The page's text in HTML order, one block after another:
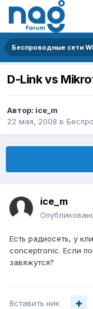
Беспроводные сети
D-Link vs
Автор: ice_m
22 мая, 2008 в
ice_m
Есть радиосеть, у
conceptronic. Если
завяжутся?
Вставить ник